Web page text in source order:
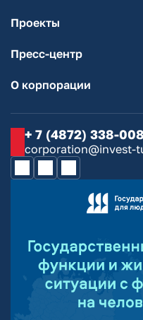
Проекты
Пресс-центр
О корпорации
+ 7 (4872) 338-008
corporation@invest-